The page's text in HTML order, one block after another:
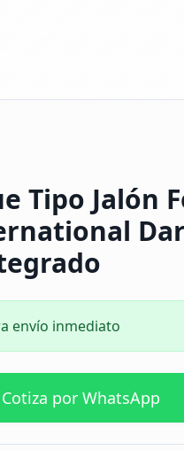
Tipo Jalón
envío inmediato
Cotiza por WhatsApp